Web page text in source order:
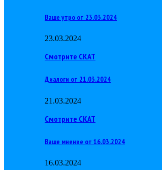
Ваше утро от 23.03.2024
23.03.2024
Смотрите СКАТ
Диалоги от 21.03.2024
21.03.2024
Смотрите СКАТ
Ваше мнение от 16.03.2024
16.03.2024